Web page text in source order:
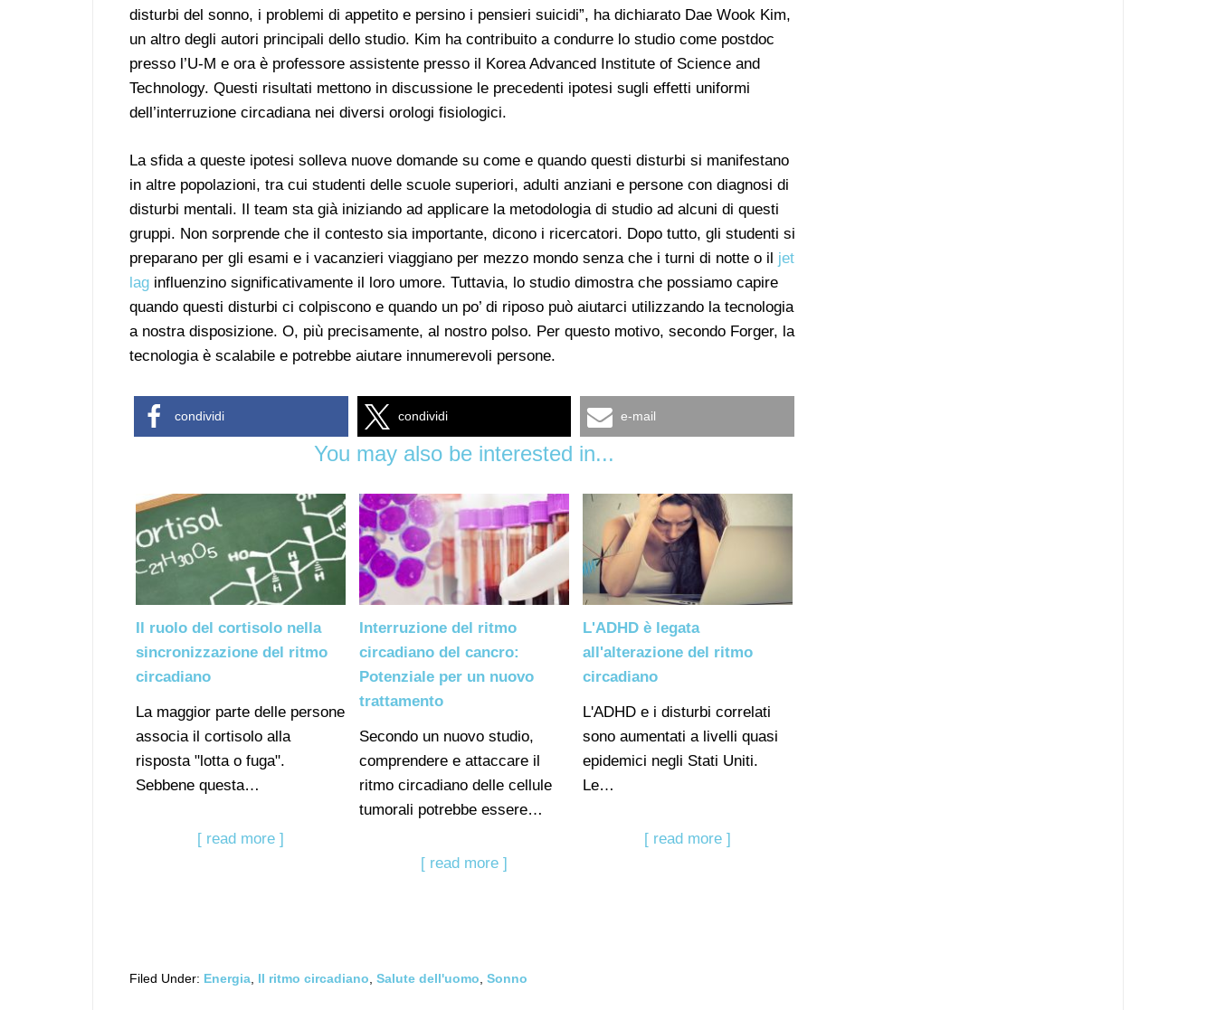
disturbi del sonno, i problemi di appetito e persino i pensieri suicidi”, ha dichiarato Dae Wook Kim,
un altro degli autori principali dello studio. Kim ha contribuito a condurre lo studio come postdoc
presso l’U-M e ora è professore assistente presso il Korea Advanced Institute of Science and
Technology. Questi risultati mettono in discussione le precedenti ipotesi sugli effetti uniformi
dell’interruzione circadiana nei diversi orologi fisiologici.
La sfida a queste ipotesi solleva nuove domande su come e quando questi disturbi si manifestano
in altre popolazioni, tra cui studenti delle scuole superiori, adulti anziani e persone con diagnosi di
disturbi mentali. Il team sta già iniziando ad applicare la metodologia di studio ad alcuni di questi
gruppi. Non sorprende che il contesto sia importante, dicono i ricercatori. Dopo tutto, gli studenti si
preparano per gli esami e i vacanzieri viaggiano per mezzo mondo senza che i turni di notte o il jet
lag influenzino significativamente il loro umore. Tuttavia, lo studio dimostra che possiamo capire
quando questi disturbi ci colpiscono e quando un po’ di riposo può aiutarci utilizzando la tecnologia
a nostra disposizione. O, più precisamente, al nostro polso. Per questo motivo, secondo Forger, la
tecnologia è scalabile e potrebbe aiutare innumerevoli persone.
condividi condividi e-mail
You may also be interested in...
Il ruolo del cortisolo nella
sincronizzazione del ritmo
circadiano
La maggior parte delle persone
associa il cortisolo alla
risposta "lotta o fuga".
Sebbene questa…
[ read more ]
Interruzione del ritmo
circadiano del cancro:
Potenziale per un nuovo
trattamento
Secondo un nuovo studio,
comprendere e attaccare il
ritmo circadiano delle cellule
tumorali potrebbe essere…
[ read more ]
L'ADHD è legata
all'alterazione del ritmo
circadiano
L'ADHD e i disturbi correlati
sono aumentati a livelli quasi
epidemici negli Stati Uniti.
Le…
[ read more ]
Filed Under: Energia Il ritmo circadiano Salute dell'uomo Sonno